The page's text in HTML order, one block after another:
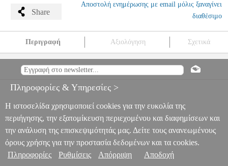
Share
Αποστολή ενημέρωσης με email μόλις ξαναγίνει
διαθέσιμο
Περιγραφή Αξιολόγηση Σχετικά
MSC.200678 MSC.200678
VANDOREN
ΣΟΠΡΑΝΟ ΣΑΞΟΦΩΝΟ
Πληροφορίες & Υπηρεσίες >
Η ιστοσελίδα χρησιμοποιεί cookies για την ευκολία της
περιήγησης, την εξατομίκευση περιεχομένου και διαφημίσεων και
την ανάλυση της επισκεψιμότητάς μας. Δείτε τους ανανεωμένους
όρους χρήσης για την προστασία δεδομένων και τα cookies.
Πληροφορίες
Ρυθμίσεις Απόρριψη Αποδοχή